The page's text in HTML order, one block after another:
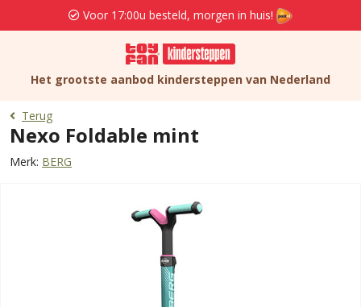
Voor 17:00u besteld, morgen in huis!
Het grootste aanbod kindersteppen van Nederland
Terug
Nexo Foldable mint
Merk: BERG